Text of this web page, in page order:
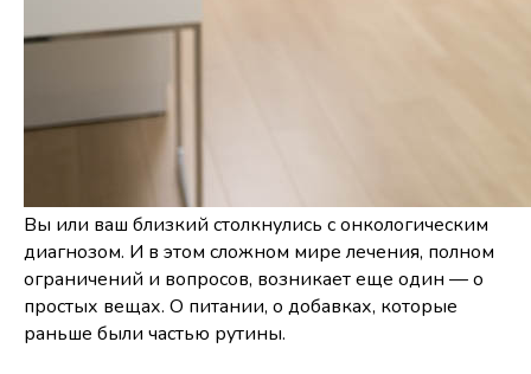
Вы или ваш близкий столкнулись с онкологическим
диагнозом. И в этом сложном мире лечения, полном
ограничений и вопросов, возникает еще один — о
простых вещах. О питании, о добавках, которые
раньше были частью рутины.